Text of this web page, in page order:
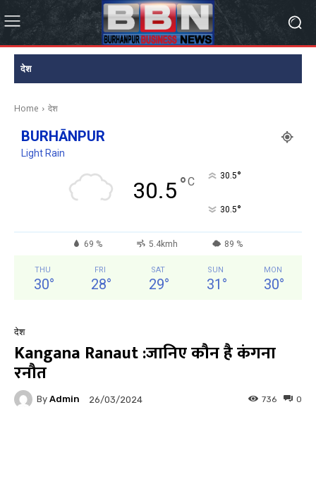
देश
Home देश
BURHĀNPUR
Light Rain
30.5°C 30.5°
30.5°
69 % 5.4kmh 89 %
THU
30°
FRI
28°
SAT
29°
SUN
31 °
MON
30°
देश
Kangana Ranaut :जानिए कौन है कंगना
रनौत
By Admin 26/03/2024 0
736